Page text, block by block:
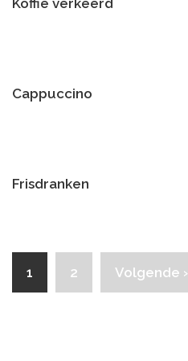
Koffie verkeerd
Cappuccino
Frisdranken
Pagina's
1 2 Volgende ›